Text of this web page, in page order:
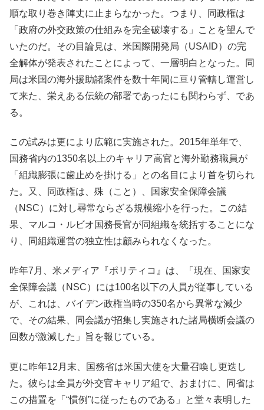
順な取り巻き陣丈に止まらなかった。つまり、同政権は
「政府の外交政策の仕組みを完全破壊する」ことを望んで
いたのだ。その目論見は、米国際開発局（USAID）の完
全解体が発表されたことによって、一層明白となった。同
局は米国の海外援助諸案件を数十年間に亘り管轄し運営し
て来た、栄えある伝統の部署であったにも関わらず、であ
る。
この試みは更により広範に実施された。2015年単年で、
国務省内の1350名以上のキャリア高官と海外勤務職員が
「組織膨張に歯止めを掛ける」との名目により首を切られ
た。又、同政権は、殊（こと）、国家安全保障会議
（NSC）に対し尋常ならざる規模縮小を行った。この結
果、マルコ・ルビオ国務長官が同組織を統括することにな
り、同組織運営の独立性は顧みられなくなった。
昨年7月、米メディア『ポリティコ』は、「現在、国家安
全保障会議（NSC）には100名以下の人員が従事している
が、これは、バイデン政権当時の350名から異常な減少
で、その結果、同会議が招集し実施された諸局横断会議の
回数が激減した」旨を報じている。
更に昨年12月末、国務省は米国大使を大量召喚し更迭し
た。彼らは全員が外交官キャリア組で、おまけに、同省は
この措置を「“慣例”に従ったものである」と堂々表明した